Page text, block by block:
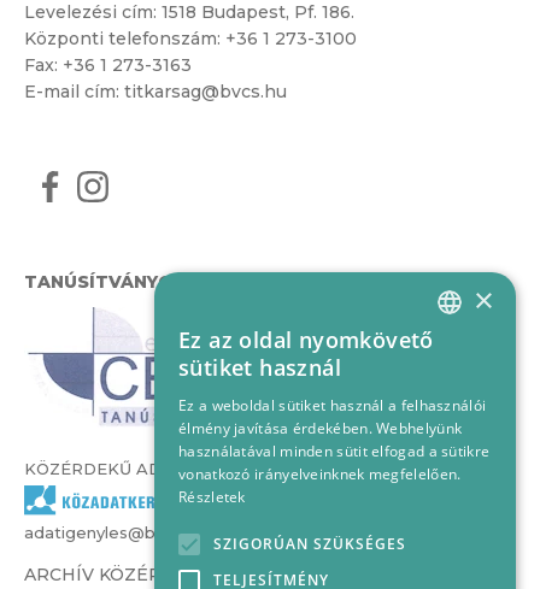
Levelezési cím: 1518 Budapest, Pf. 186.
Központi telefonszám: +36 1 273-3100
Fax: +36 1 273-3163
E-mail cím: titkarsag@bvcs.hu
TANÚSÍTVÁNYOK
KÖZÉRDEKŰ ADATOK
adatigenyles@bvcs.hu
ARCHÍV KÖZÉRDEKŰ ADATOK –
HUNGARIAN
×
Ez az oldal nyomkövető
sütiket használ
Ez a weboldal sütiket használ a felhasználói
élmény javítása érdekében. Webhelyünk
használatával minden sütit elfogad a sütikre
vonatkozó irányelveinknek megfelelően.
Részletek
SZIGORÚAN SZÜKSÉGES
TELJESÍTMÉNY